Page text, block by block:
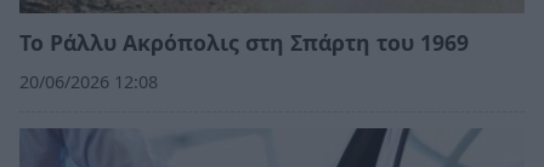
Το Ράλλυ Ακρόπολις στη Σπάρτη του 1969
20/06/2026 12:08